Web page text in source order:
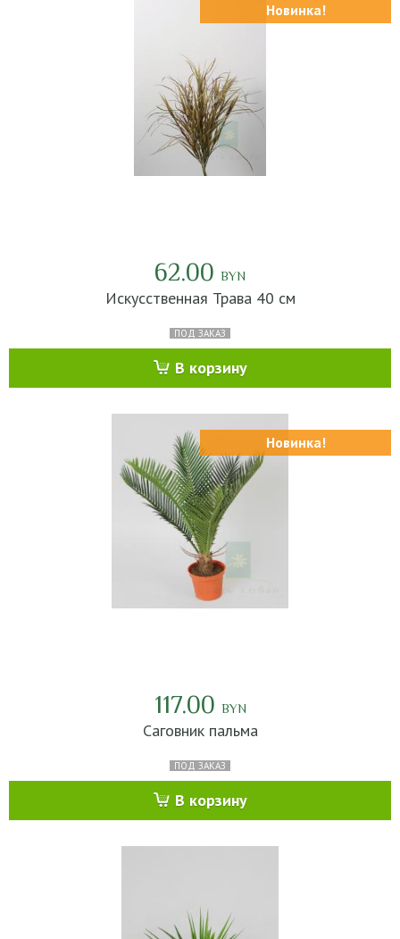
Новинка!
62.00 BYN
Искусственная Трава 40 см
ПОД ЗАКАЗ
В корзину
Новинка!
117.00 BYN
Саговник пальма
ПОД ЗАКАЗ
В корзину